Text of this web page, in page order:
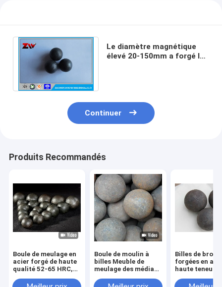
Le diamètre magnétique
élevé 20-150mm a forgé les
Continuer
Produits Recommandés
Boule de meulage en
acier forgé de haute
qualité 52-65 HRC,
fer forgé de 40mm
Boule de moulin à
billes Meuble de
meulage des médias
Boule d'acier forgé
Billes de
forgées en
haute teneur
pour